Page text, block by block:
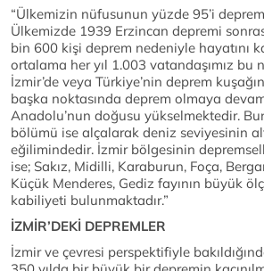
“Ülkemizin nüfusunun yüzde 95’i
Ülkemizde 1939 Erzincan depremi
bin 600 kişi deprem nedeniyle hayatını
ortalama her yıl 1.003 vatandaşımız bu
İzmir’de veya Türkiye’nin deprem
başka noktasında deprem olmaya
Anadolu’nun doğusu yükselmektedir.
bölümü ise alçalarak deniz seviyesinin
eğilimindedir. İzmir bölgesinin
ise; Sakız, Midilli, Karaburun, Foça,
Küçük Menderes, Gediz fayının büyük
kabiliyeti bulunmaktadır.”
İZMİR’DEKİ DEPREMLER
İzmir ve çevresi perspektifiyle